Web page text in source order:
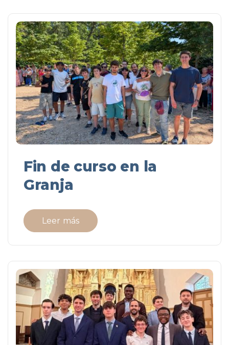
Fin de curso en la
Granja
Leer más